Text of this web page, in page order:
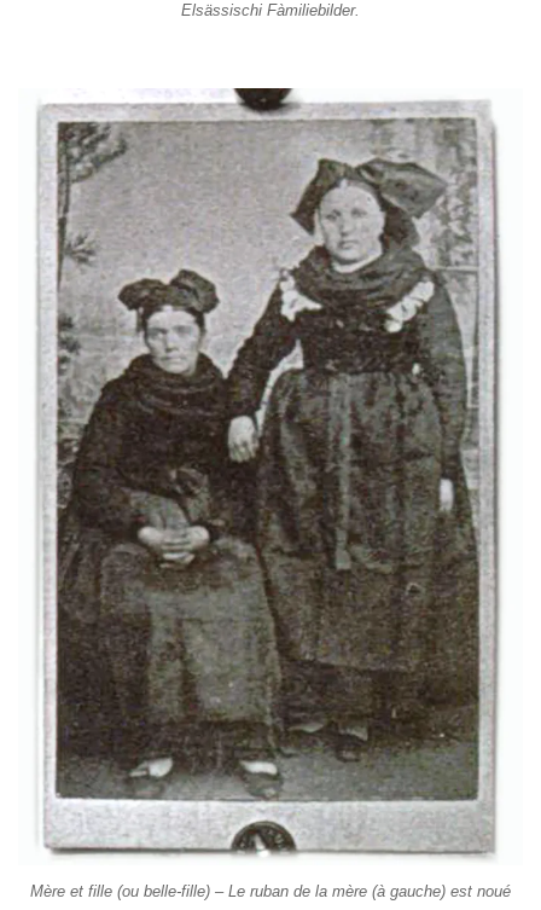
Elsässischi Fàmiliebilder.
Mère et fille (ou belle-fille) – Le ruban de la mère (à gauche) est noué